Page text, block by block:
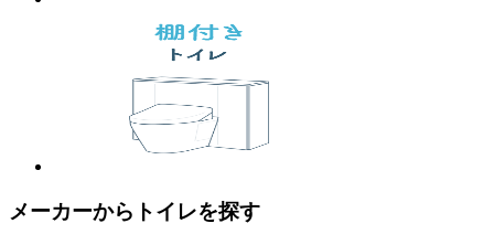
メーカーからトイレを探す